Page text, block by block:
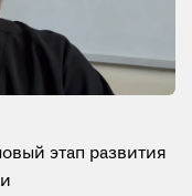
этап развития